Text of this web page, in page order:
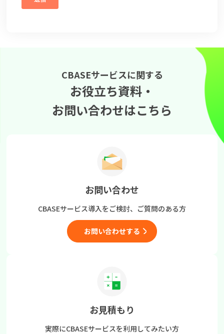
CBASEサービスに関する
お役立ち資料・
お問い合わせはこちら
お問い合わせ
CBASEサービス導入をご検討、 ご質問のある方
お問い合わせする
お見積もり
実際にCBASEサービスを利用してみたい方